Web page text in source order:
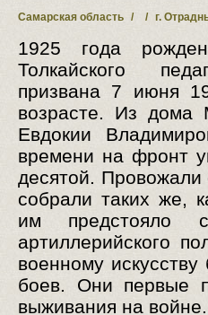
Самарская область / / г.
1925 года
Толкайского
призвана 7 июня
возрасте. Из дома
Евдокии
времени на фронт
десятой.
собрали таких же,
им предстояло
артиллерийского
военному
боев. Они первые
выживания на войне.